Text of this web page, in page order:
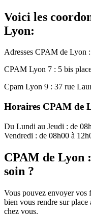
Voici les
Lyon:
Adresses CPAM de Lyon
CPAM Lyon 7 : 5 bis
Cpam Lyon 9 : 37 rue
Horaires CPAM de
Du Lundi au Jeudi : de
Vendredi : de 08h00 à
CPAM de Lyon
soin ?
Vous pouvez envoyer vos
bien vous rendre sur
chez vous.